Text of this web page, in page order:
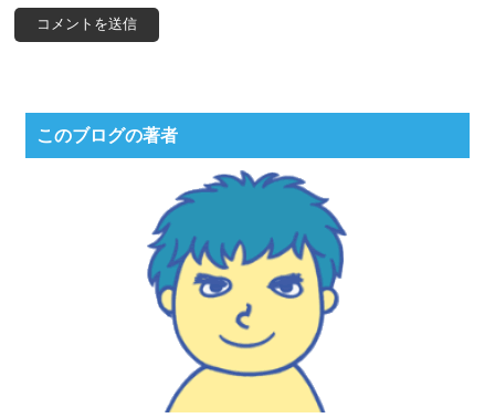
このブログの著者